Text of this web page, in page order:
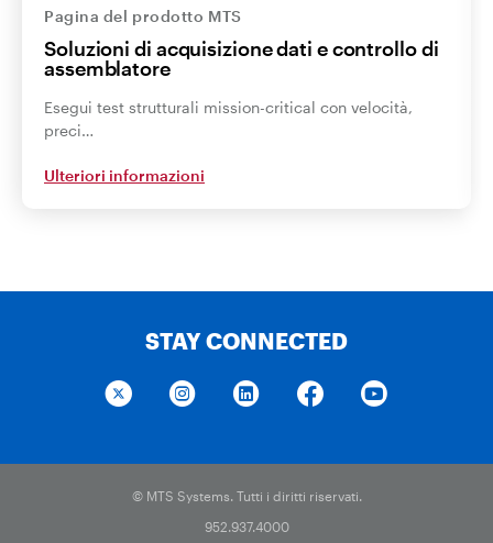
Pagina del prodotto MTS
Soluzioni di acquisizione dati e controllo di
assemblatore
Esegui test strutturali mission-critical con velocità,
preci…
Ulteriori informazioni
STAY CONNECTED
© MTS Systems. Tutti i diritti riservati.
952.937.4000